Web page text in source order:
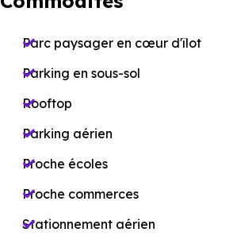
Parc paysager en cœur d'îlot
Parking en sous-sol
Rooftop
Parking aérien
Proche écoles
Proche commerces
Stationnement aérien